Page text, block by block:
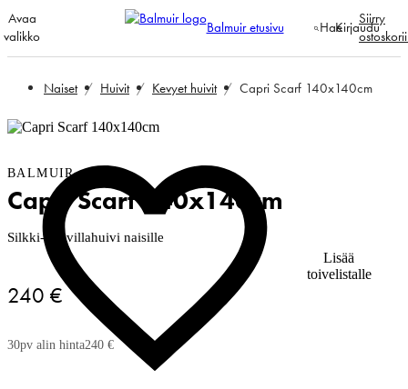
Avaa
valikko
Balmuir etusivu HaeKirjaudu
Siirry
Naiset Huivit Kevyet huivit Capri Scarf 140x140cm
Lisää
toivelistalle
BALMUIR
Capri Scarf 140x140cm
Silkki-puuvillahuivi naisille
240 €
30pv alin hinta240 €